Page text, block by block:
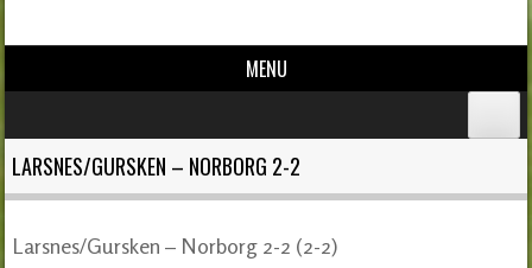
MENU
LARSNES/GURSKEN – NORBORG 2-2
Larsnes/Gursken – Norborg 2-2 (2-2)